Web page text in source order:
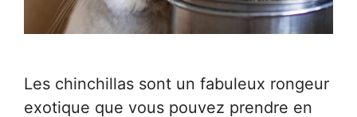
Les chinchillas sont un fabuleux rongeur
exotique que vous pouvez prendre en